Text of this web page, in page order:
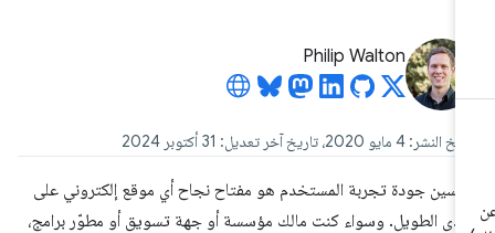
Philip Walton
4 مايو 2020، تاريخ آخر تعديل: 31 أكتوبر 2024
جودة تجربة المستخدم هو مفتاح نجاح أي موقع إلكتروني على
الطويل. وسواء كنت مالك مؤسسة أو جهة تسويق أو مطوّر برامج،